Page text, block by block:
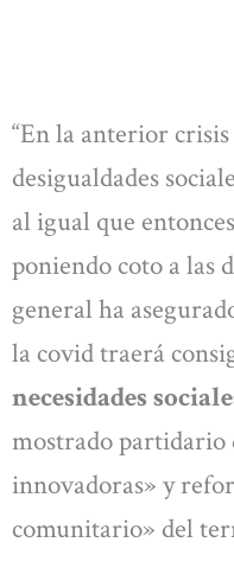
“En la anterior
desigualdades
al igual que
poniendo coto a las
general ha
la covid traerá
necesidades
mostrado partidario
innovadoras» y
comunitario» del